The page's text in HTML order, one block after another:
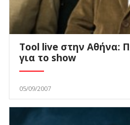
Tool live στην Αθήνα:
για το show
05/09/2007